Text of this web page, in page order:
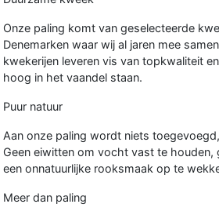
Onze paling komt van geselecteerde
Denemarken waar wij al jaren mee
kwekerijen leveren vis van topkwaliteit
hoog in het vaandel staan.
Puur natuur
Aan onze paling wordt niets
Geen eiwitten om vocht vast te houden,
een onnatuurlijke rooksmaak op te
Meer dan paling